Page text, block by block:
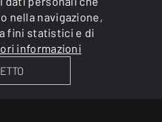
nella navigazione,
fini statistici e di
informazioni